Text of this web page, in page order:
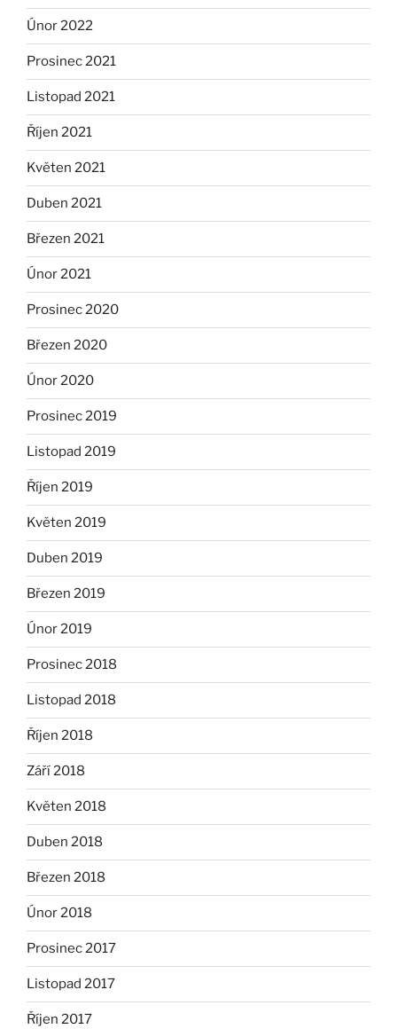
Únor 2022
Prosinec 2021
Listopad 2021
Říjen 2021
Květen 2021
Duben 2021
Březen 2021
Únor 2021
Prosinec 2020
Březen 2020
Únor 2020
Prosinec 2019
Listopad 2019
Říjen 2019
Květen 2019
Duben 2019
Březen 2019
Únor 2019
Prosinec 2018
Listopad 2018
Říjen 2018
Září 2018
Květen 2018
Duben 2018
Březen 2018
Únor 2018
Prosinec 2017
Listopad 2017
Říjen 2017